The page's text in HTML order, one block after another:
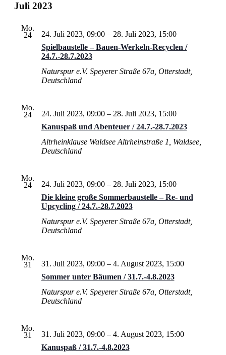
Juli 2023
Mo.
24
Spielbaustelle – Bauen-Werkeln-Recyclen /
24.7.-28.7.2023
24. Juli 2023, 09:00– 28. Juli 2023, 15:00
Naturspur e.V. Speyerer Straße 67a, Otterstadt,
Deutschland
Mo.
24
Kanuspaß und Abenteuer / 24.7.-28.7.2023
24. Juli 2023, 09:00– 28. Juli 2023, 15:00
Altrheinklause Waldsee Altrheinstraße 1, Waldsee,
Deutschland
Mo.
24
Die kleine große Sommerbaustelle – Re- und
Upcycling / 24.7.-28.7.2023
24. Juli 2023, 09:00– 28. Juli 2023, 15:00
Naturspur e.V. Speyerer Straße 67a, Otterstadt,
Deutschland
Mo.
31
Sommer unter Bäumen / 31.7.-4.8.2023
31. Juli 2023, 09:00– 4. August 2023, 15:00
Naturspur e.V. Speyerer Straße 67a, Otterstadt,
Deutschland
Mo.
31
Kanuspaß / 31.7.-4.8.2023
31. Juli 2023, 09:00– 4. August 2023, 15:00